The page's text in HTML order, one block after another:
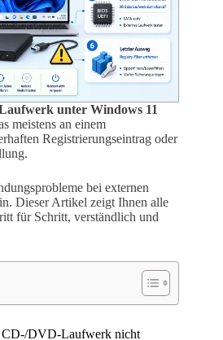
unter Windows 11
meistens an einem
Registrierungseintrag oder
bei externen
Dieser Artikel zeigt Ihnen alle
für Schritt, verständlich und
CD-/DVD-Laufwerk nicht